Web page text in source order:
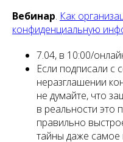
Вебинар. Как
конфиденциальную
7.04, в 10:00/
Если подписали с
неразглашении
не думайте, что
в реальности это
правильно
тайны даже